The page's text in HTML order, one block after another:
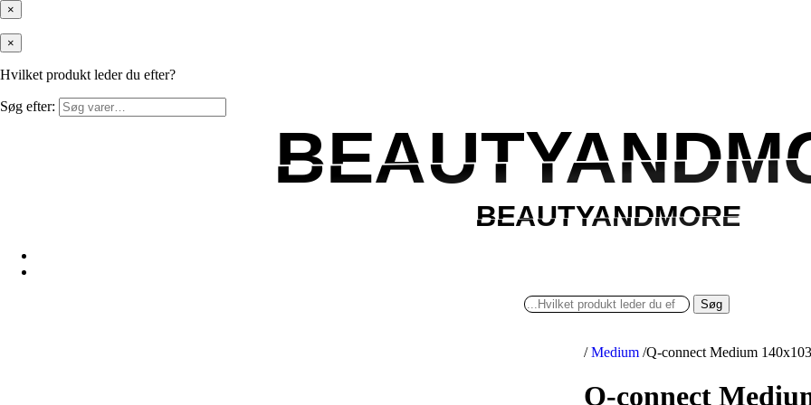
×
×
Hvilket produkt leder du efter?
Søg efter:
BEAUTYANDMORE
BEAUTYANDMORE
Søg
/ Medium /Q-connect Medium
Q-connect